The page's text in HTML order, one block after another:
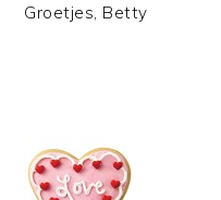
Groetjes, Betty